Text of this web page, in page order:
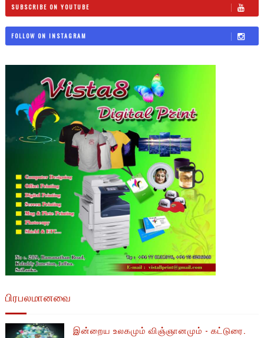
SUBSCRIBE ON YOUTUBE
FOLLOW ON INSTAGRAM
பிரபலமானவை
இன்றைய உலகமும் விஞ்ஞானமும் - கட்டுரை.